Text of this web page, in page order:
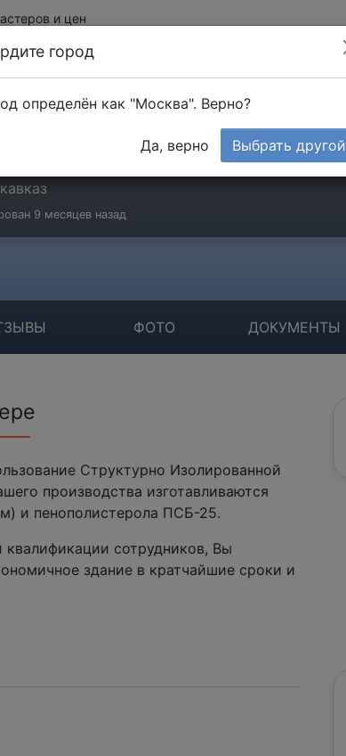
и цен
9 месяцев назад
ФОТО ДОКУМЕНТЫ
Структурно Изолированной
производства изготавливаются
и пенополистерола ПСБ-25.
сотрудников, Вы
здание в кратчайшие сроки и
город
определён как "Москва". Верно?
Да, верно Выбрать другой